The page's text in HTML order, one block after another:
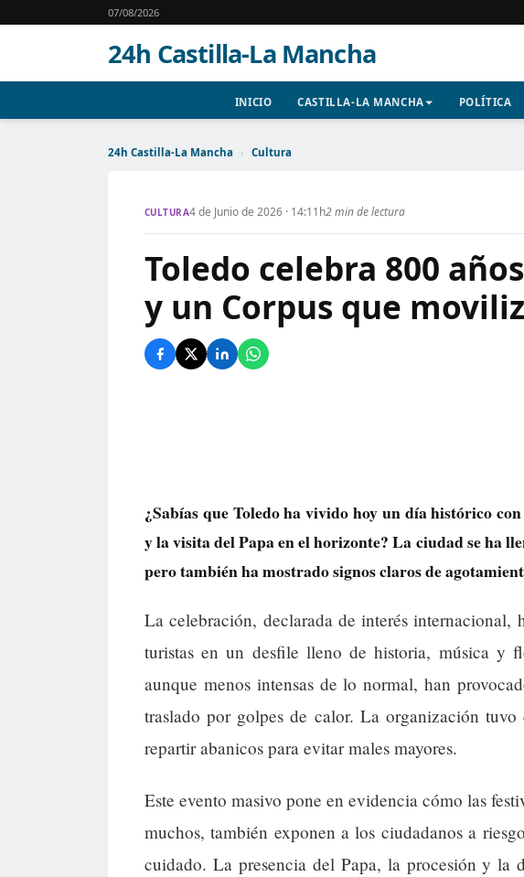
07/08/2026
24h Castilla-La Mancha
INICIO CASTILLA-LA MANCHA POLÍTICA
24h Castilla-La Mancha › Cultura
CULTURA4 de Junio de 2026 · 14:11h2 min de lectura
Toledo celebra 800
y un Corpus que
¿Sabías que Toledo ha vivido hoy un día histórico
y la visita del Papa en el horizonte? La ciudad se ha
pero también ha mostrado signos claros de
La celebración, declarada de interés internacional,
turistas en un desfile lleno de historia, música y
aunque menos intensas de lo normal, han
traslado por golpes de calor. La organización
repartir abanicos para evitar males mayores.
Este evento masivo pone en evidencia cómo las
muchos, también exponen a los ciudadanos a
cuidado. La presencia del Papa, la procesión y la